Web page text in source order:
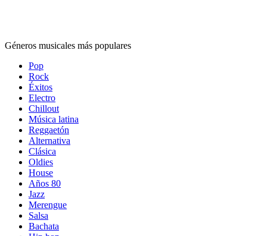
Géneros musicales más populares
Pop
Rock
Éxitos
Electro
Chillout
Música latina
Reggaetón
Alternativa
Clásica
Oldies
House
Años 80
Jazz
Merengue
Salsa
Bachata